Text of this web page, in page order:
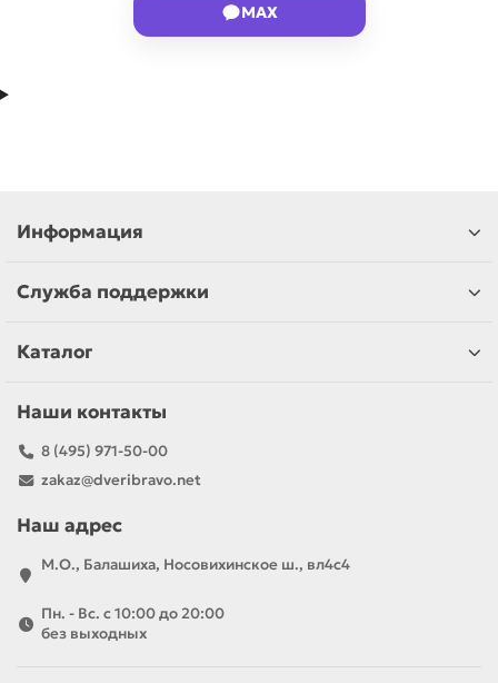
MAX
Информация
Служба поддержки
Каталог
Наши контакты
8 (495) 971-50-00
zakaz@dveribravo.net
Наш адрес
М.О., Балашиха, Носовихинское ш., вл4с4
Пн. - Вс. с 10:00 до 20:00
без выходных